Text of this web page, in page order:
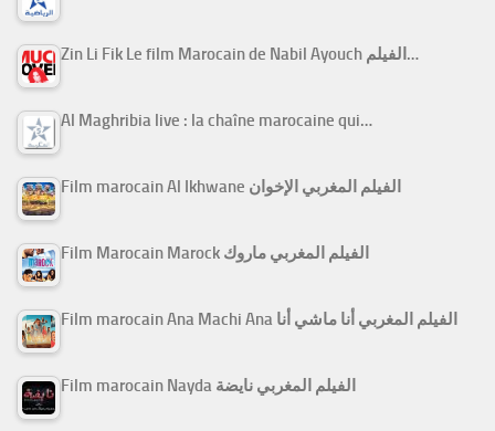
Zin Li Fik Le film Marocain de Nabil Ayouch الفيلم…
Al Maghribia live : la chaîne marocaine qui…
Film marocain Al Ikhwane الفيلم المغربي الإخوان
Film Marocain Marock الفيلم المغربي ماروك
Film marocain Ana Machi Ana الفيلم المغربي أنا ماشي أنا
Film marocain Nayda الفيلم المغربي نايضة